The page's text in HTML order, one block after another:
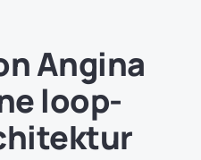
Angina
loop-